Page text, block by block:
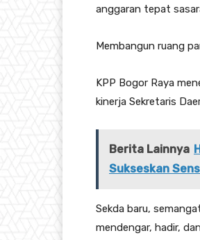
anggaran tepat
Membangun ruang
KPP Bogor Raya
kinerja Sekretaris
Berita Lainnya
Sukseskan
Sekda baru,
mendengar, hadir,